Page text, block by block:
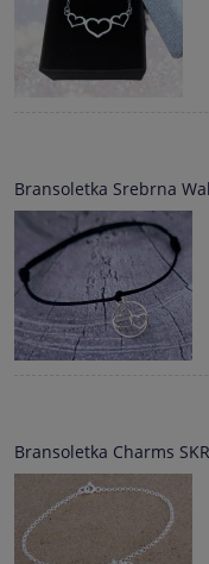
Bransoletka Srebrna
Bransoletka Charms